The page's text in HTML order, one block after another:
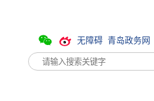
无障碍 青岛政务网